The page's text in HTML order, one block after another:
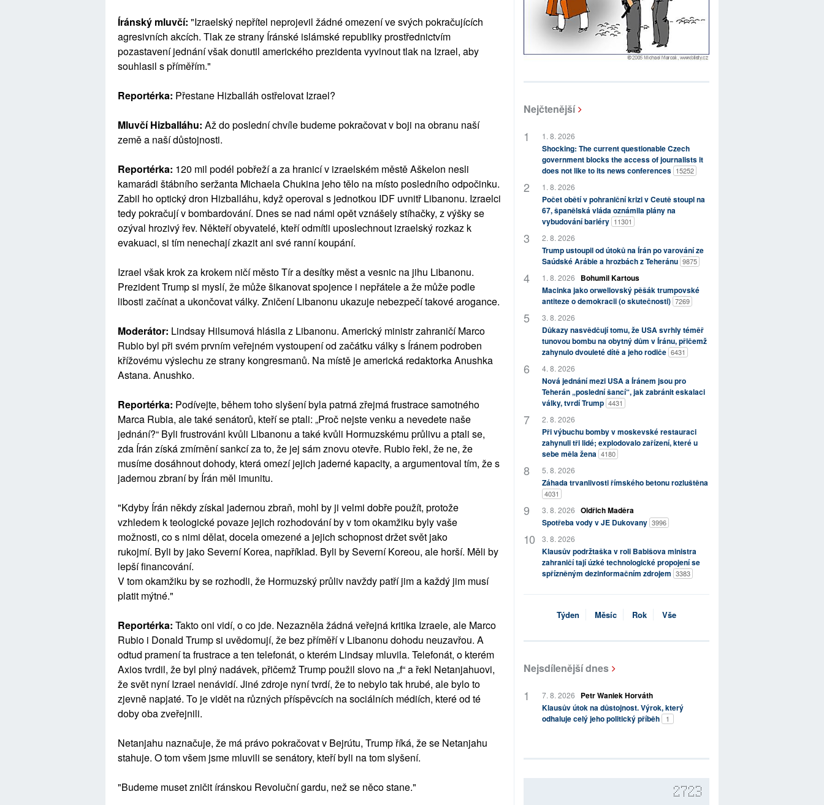
Íránský mluvčí: "Izraelský nepřítel neprojevil žádné omezení ve svých pokračujících
agresivních akcích. Tlak ze strany Íránské islámské republiky prostřednictvím
pozastavení jednání však donutil amerického prezidenta vyvinout tlak na Izrael, aby
souhlasil s příměřím."
Reportérka: Přestane Hizballáh ostřelovat Izrael?
Mluvčí Hizballáhu: Až do poslední chvíle budeme pokračovat v boji na obranu naší
země a naší důstojnosti.
Reportérka: 120 mil podél pobřeží a za hranicí v izraelském městě Aškelon nesli
kamarádi štábního seržanta Michaela Chukina jeho tělo na místo posledního odpočinku.
Zabil ho optický dron Hizballáhu, když operoval s jednotkou IDF uvnitř Libanonu. Izraelci
tedy pokračují v bombardování. Dnes se nad námi opět vznášely stíhačky, z výšky se
ozýval hrozivý řev. Někteří obyvatelé, kteří odmítli uposlechnout izraelský rozkaz k
evakuaci, si tím nenechají zkazit ani své ranní koupání.
Izrael však krok za krokem ničí město Tír a desítky měst a vesnic na jihu Libanonu.
Prezident Trump si myslí, že může šikanovat spojence i nepřátele a že může podle
libosti začínat a ukončovat války. Zničení Libanonu ukazuje nebezpečí takové arogance.
Moderátor: Lindsay Hilsumová hlásila z Libanonu. Americký ministr zahraničí Marco
Rubio byl při svém prvním veřejném vystoupení od začátku války s Íránem podroben
křížovému výslechu ze strany kongresmanů. Na místě je americká redaktorka Anushka
Astana. Anushko.
Reportérka: Podívejte, během toho slyšení byla patrná zřejmá frustrace samotného
Marca Rubia, ale také senátorů, kteří se ptali: „Proč nejste venku a nevedete naše
jednání?“ Byli frustrováni kvůli Libanonu a také kvůli Hormuzskému průlivu a ptali se,
zda Írán získá zmírnění sankcí za to, že jej sám znovu otevře. Rubio řekl, že ne, že
musíme dosáhnout dohody, která omezí jejich jaderné kapacity, a argumentoval tím, že s
jadernou zbraní by Írán měl imunitu.
"Kdyby Írán někdy získal jadernou zbraň, mohl by ji velmi dobře použít, protože
vzhledem k teologické povaze jejich rozhodování by v tom okamžiku byly vaše
možnosti, co s nimi dělat, docela omezené a jejich schopnost držet svět jako
rukojmí. Byli by jako Severní Korea, například. Byli by Severní Koreou, ale horší. Měli by
lepší financování.
V tom okamžiku by se rozhodli, že Hormuzský průliv navždy patří jim a každý jim musí
platit mýtné."
Reportérka: Takto oni vidí, o co jde. Nezazněla žádná veřejná kritika Izraele, ale Marco
Rubio i Donald Trump si uvědomují, že bez příměří v Libanonu dohodu neuzavřou. A
odtud pramení ta frustrace a ten telefonát, o kterém Lindsay mluvila. Telefonát, o kterém
Axios tvrdil, že byl plný nadávek, přičemž Trump použil slovo na „f“ a řekl Netanjahuovi,
že svět nyní Izrael nenávidí. Jiné zdroje nyní tvrdí, že to nebylo tak hrubé, ale bylo to
zjevně napjaté. To je vidět na různých příspěvcích na sociálních médiích, které od té
doby oba zveřejnili.
Netanjahu naznačuje, že má právo pokračovat v Bejrútu, Trump říká, že se Netanjahu
stahuje. O tom všem jsme mluvili se senátory, kteří byli na tom slyšení.
"Budeme muset zničit íránskou Revoluční gardu, než se něco stane."
Nejčtenější
1. 8. 2026
Shocking: The current questionable Czech
government blocks the access of journalists it
does not like to its news conferences 15252
1. 8. 2026
Počet obětí v pohraniční krizi v Ceutě stoupl na
67, španělská vláda oznámila plány na
vybudování bariéry 11301
2. 8. 2026
Trump ustoupil od útoků na Írán po varování ze
Saúdské Arábie a hrozbách z Teheránu 9875
1. 8. 2026
Bohumil Kartous
Macinka jako orwellovský pěšák trumpovské
antiteze o demokracii (o skutečnosti) 7269
3. 8. 2026
Důkazy nasvědčují tomu, že USA svrhly téměř
tunovou bombu na obytný dům v Íránu, přičemž
zahynulo dvouleté dítě a jeho rodiče 6431
4. 8. 2026
Nová jednání mezi USA a Íránem jsou pro
Teherán „poslední šancí“, jak zabránit eskalaci
války, tvrdí Trump 4431
2. 8. 2026
Při výbuchu bomby v moskevské restauraci
zahynuli tři lidé; explodovalo zařízení, které u
sebe měla žena 4180
5. 8. 2026
Záhada trvanlivosti římského betonu rozluštěna
4031
3. 8. 2026 Oldřich Maděra
Spotřeba vody v JE Dukovany 3996
3. 8. 2026
Klausův podržtaška v roli Babišova ministra
zahraničí tají úzké technologické propojení se
spřízněným dezinformačním zdrojem 3383
Týden Měsíc Rok Vše
Nejsdílenější dnes
7. 8. 2026
Petr Waniek Horváth
Klausův útok na důstojnost. Výrok, který
odhaluje celý jeho politický příběh
1
2723